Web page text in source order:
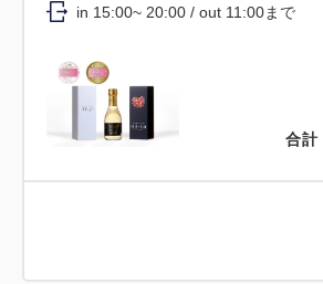
合計
in 15:00~ 20:00 / out 11:00まで